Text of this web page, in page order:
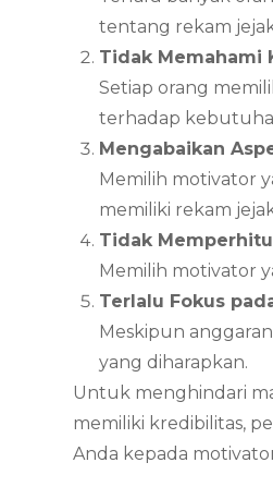
tentang rekam
Tidak Memahami
Setiap orang
terhadap
Mengabaikan
Memilih motivator
memiliki rekam
Tidak
Memilih motivator
Terlalu Fokus
Meskipun
yang diharapkan.
Untuk menghindari
memiliki kredibilitas,
Anda kepada